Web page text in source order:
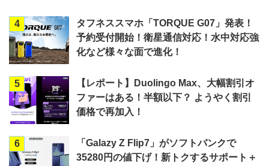
4
タフネススマホ「TORQUE G07」発表！
予約受付開始！衛星通信対応！水中対応強
化など様々な面で進化！
5
【レポート】Duolingo Max、大幅割引オ
ファーはある！半額以下？ ようやく割引
価格で再加入！
6
「Galazy Z Flip7」がソフトバンクで
35280円の値下げ！新トクするサポート＋